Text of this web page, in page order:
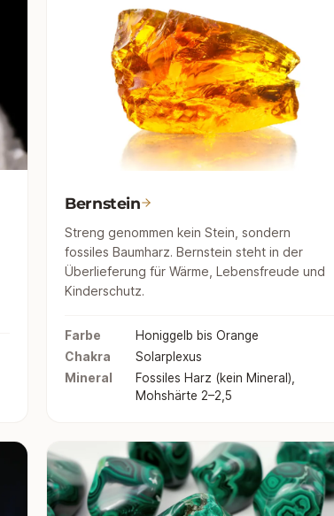
Bernstein
Streng genommen kein Stein, sondern
fossiles Baumharz. Bernstein steht in der
Überlieferung für Wärme, Lebensfreude und
Kinderschutz.
Farbe
Honiggelb bis Orange
Chakra
Solarplexus
Mineral
Fossiles Harz (kein Mineral),
Mohshärte 2–2,5